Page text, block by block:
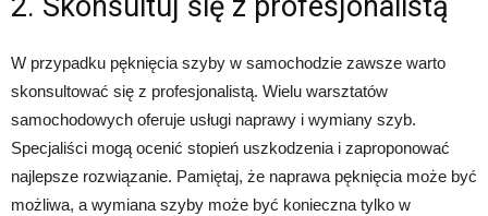
W przypadku pęknięcia szyby w samochodzie zawsze warto
skonsultować się z profesjonalistą. Wielu warsztatów
samochodowych oferuje usługi naprawy i wymiany szyb.
Specjaliści mogą ocenić stopień uszkodzenia i zaproponować
najlepsze rozwiązanie. Pamiętaj, że naprawa pęknięcia może być
możliwa, a wymiana szyby może być konieczna tylko w